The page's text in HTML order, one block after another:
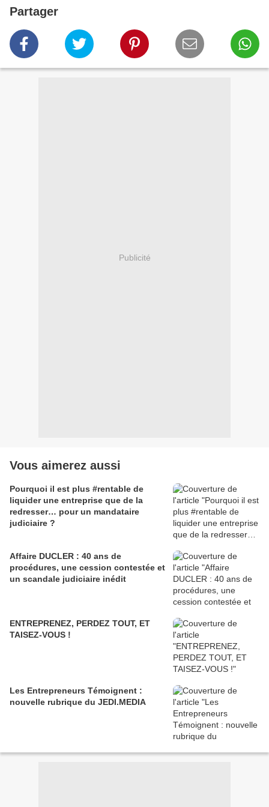
Partager
Publicité
Vous aimerez aussi
Pourquoi il est plus #rentable de
liquider une entreprise que de la
redresser… pour un mandataire
judiciaire ?
Affaire DUCLER : 40 ans de
procédures, une cession contestée et
un scandale judiciaire inédit
ENTREPRENEZ, PERDEZ TOUT, ET
TAISEZ-VOUS !
Les Entrepreneurs Témoignent :
nouvelle rubrique du JEDI.MEDIA